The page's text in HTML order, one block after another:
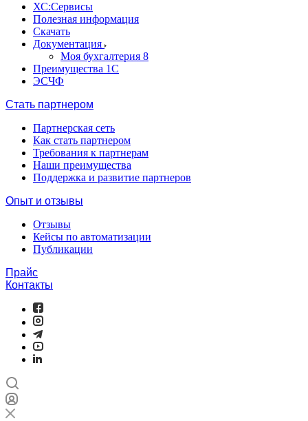
ХС:Сервисы
Полезная информация
Скачать
Документация
Моя бухгалтерия 8
Преимущества 1С
ЭСЧФ
Стать партнером
Партнерская сеть
Как стать партнером
Требования к партнерам
Наши преимущества
Поддержка и развитие партнеров
Опыт и отзывы
Отзывы
Кейсы по автоматизации
Публикации
Прайс
Контакты